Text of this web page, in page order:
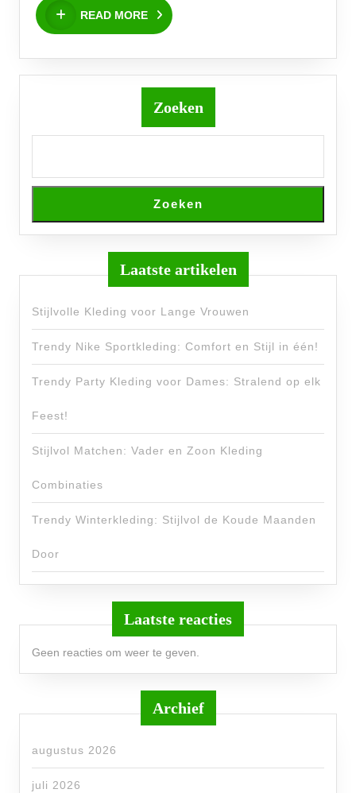
Elk
Seizoen
READ MORE
READ
MORE
Zoeken
Zoeken
Laatste artikelen
Stijlvolle Kleding voor Lange Vrouwen
Trendy Nike Sportkleding: Comfort en Stijl in één!
Trendy Party Kleding voor Dames: Stralend op elk
Feest!
Stijlvol Matchen: Vader en Zoon Kleding
Combinaties
Trendy Winterkleding: Stijlvol de Koude Maanden
Door
Laatste reacties
Geen reacties om weer te geven.
Archief
augustus 2026
juli 2026